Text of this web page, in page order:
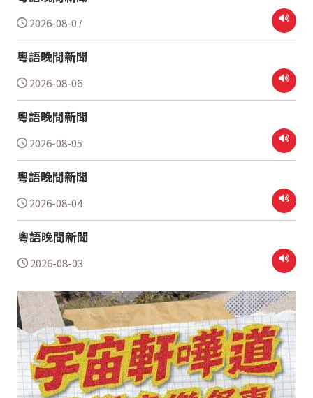
2026-08-07
粵語晚間新聞
2026-08-06
粵語晚間新聞
2026-08-05
粵語晚間新聞
2026-08-04
粵語晚間新聞
2026-08-03